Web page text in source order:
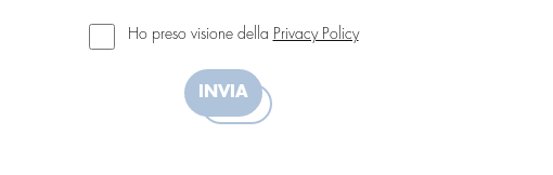
Ho preso visione della Privacy Policy
INVIA